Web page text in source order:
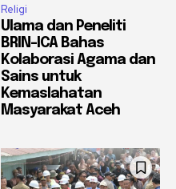
Religi
Ulama dan Peneliti
BRIN-ICA Bahas
Kolaborasi Agama dan
Sains untuk
Kemaslahatan
Masyarakat Aceh